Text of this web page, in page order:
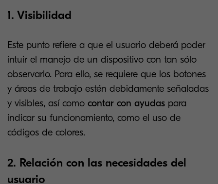
1. Visibilidad
Este punto refiere a que el usuario deberá poder
intuir el manejo de un dispositivo con tan sólo
observarlo. Para ello, se requiere que los botones
y áreas de trabajo estén debidamente señaladas
y visibles, así como contar con ayudas para
indicar su funcionamiento, como el uso de
códigos de colores.
2. Relación con las necesidades del
usuario